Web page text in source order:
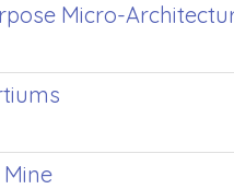
Micro-